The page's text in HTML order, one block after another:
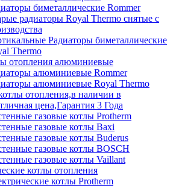
биметаллические Rommer
радиаторы Royal Thermo снятые с
Радиаторы биметаллические
Thermo
отопления алюминиевые
алюминиевые Rommer
алюминиевые Royal Thermo
отопления,в наличии в
цена,Гарантия 3 Года
газовые котлы Protherm
газовые котлы Baxi
газовые котлы Buderus
газовые котлы BOSCH
газовые котлы Vaillant
котлы отопления
котлы Protherm